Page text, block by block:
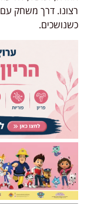
רצונו. דרך משחק
כשנושכים.